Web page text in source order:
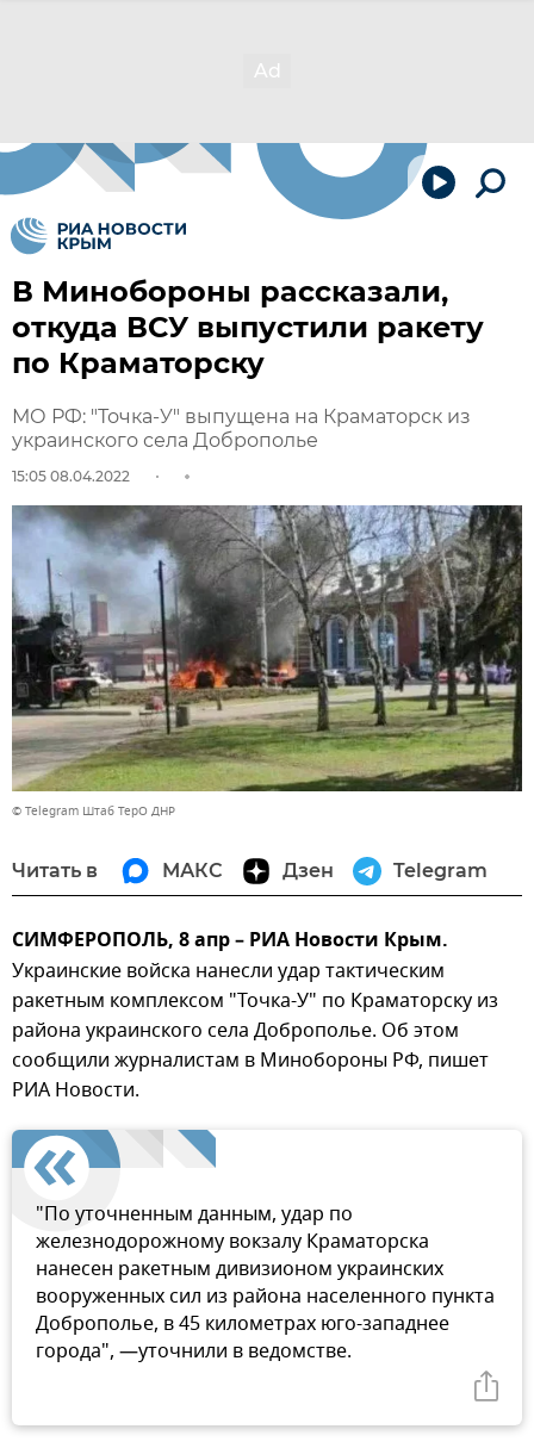
В Минобороны рассказали,
откуда ВСУ выпустили ракету
по Краматорску
МО РФ: "Точка-У" выпущена на Краматорск из
украинского села Доброполье
15:05 08.04.2022
© Telegram Штаб ТерО ДНР
Читать в МАКС Дзен Telegram
СИМФЕРОПОЛЬ, 8 апр – РИА Новости Крым.
Украинские войска нанесли удар тактическим
ракетным комплексом "Точка-У" по Краматорску из
района украинского села Доброполье. Об этом
сообщили журналистам в Минобороны РФ, пишет
РИА Новости.
"По уточненным данным, удар по
железнодорожному вокзалу Краматорска
нанесен ракетным дивизионом украинских
вооруженных сил из района населенного пункта
Доброполье, в 45 километрах юго-западнее
города", —уточнили в ведомстве.